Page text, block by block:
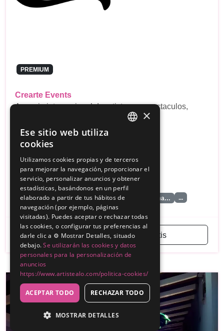
PREMIUM
Crearte Events
Agencia internacional de artistas y espectaculos,
productora y organizadora de eventos
Sin reseñas
Desde 1000€
Madrid
Bingo Musical Organizador de Fiestas Tema… ...
Solicitar presupuesto gratis
×
Ese sitio web utiliza
cookies
Utilizamos cookies propias y de terceros
para mejorar la navegación, proporcionar el
servicio, personalizar anuncios y obtener
estadísticas, basándonos en un perfil
elaborado a partir de tus hábitos de
navegación (por ejemplo, páginas
visitadas). Puedes aceptar o rechazar todas
las cookies, o configurar tus preferencias al
darle clic a ⚙️ Mostrar Detalles, situado
debajo.Se utilizarán las cookies y datos
personales para la personalización de
anuncios
https://www.artistealo.com/politica-cookies/
ACEPTAR TODO RECHAZAR TODO
MOSTRAR DETALLES